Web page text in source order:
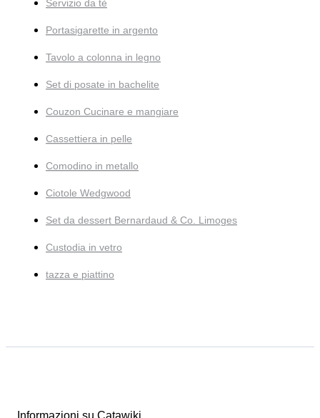
Servizio da tè
Portasigarette in argento
Tavolo a colonna in legno
Set di posate in bachelite
Couzon Cucinare e mangiare
Cassettiera in pelle
Comodino in metallo
Ciotole Wedgwood
Set da dessert Bernardaud & Co. Limoges
Custodia in vetro
tazza e piattino
Informazioni su Catawiki